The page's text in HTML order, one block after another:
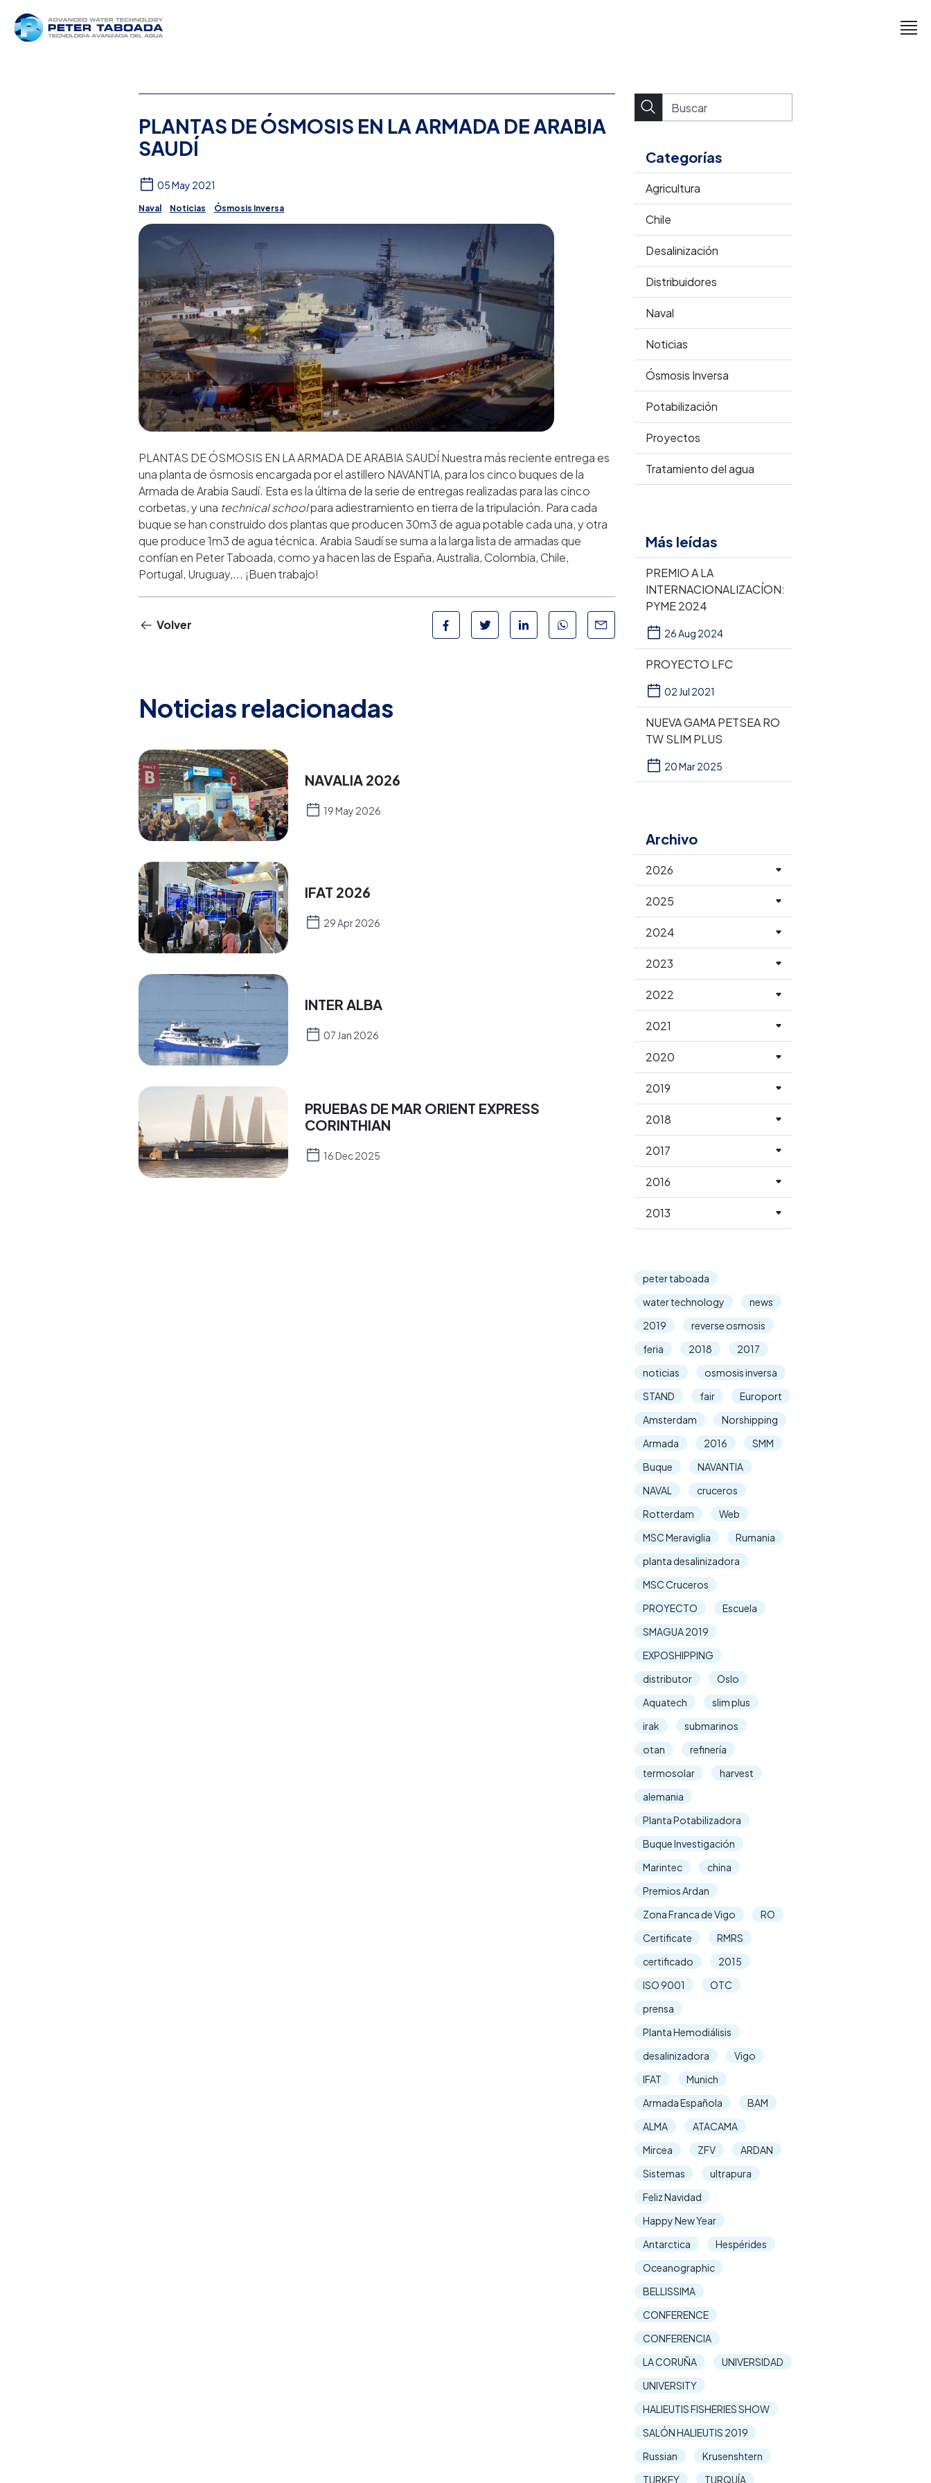
Categorías
Agricultura
Chile
Desalinización
Distribuidores
Naval
Noticias
Ósmosis Inversa
Potabilización
Proyectos
Tratamiento del agua
Más leídas
PREMIO A LA
INTERNACIONALIZACÍON:
PYME 2024
26 Aug 2024
PROYECTO LFC
02 Jul 2021
NUEVA GAMA PETSEA RO
TW SLIM PLUS
20 Mar 2025
Archivo
2026
2025
2024
2023
2022
2021
2020
2019
2018
2017
2016
2013
peter taboada
water technology
news
2019
reverse osmosis
feria
2018
2017
noticias
osmosis inversa
STAND
fair
Europort
Amsterdam
Norshipping
Armada
2016
SMM
Buque
NAVANTIA
NAVAL
cruceros
Rotterdam
Web
MSC Meraviglia
Rumania
planta desalinizadora
MSC Cruceros
PROYECTO
Escuela
SMAGUA 2019
EXPOSHIPPING
distributor
Oslo
Aquatech
slim plus
irak
submarinos
otan
refinería
termosolar
harvest
alemania
Planta Potabilizadora
Buque Investigación
Marintec
china
Premios Ardan
Zona Franca de Vigo
RO
Certificate
RMRS
certificado
2015
ISO 9001
OTC
prensa
Planta Hemodiálisis
desalinizadora
Vigo
IFAT
Munich
Armada Española
BAM
ALMA
ATACAMA
Mircea
ZFV
ARDAN
Sistemas
ultrapura
Feliz Navidad
Happy New Year
Antarctica
Hespérides
Oceanographic
BELLISSIMA
CONFERENCE
CONFERENCIA
LA CORUÑA
UNIVERSIDAD
UNIVERSITY
HALIEUTIS FISHERIES SHOW
SALÓN HALIEUTIS 2019
Russian
Krusenshtern
TURKEY
TURQUÍA
PLANTAS DE ÓSMOSIS EN LA ARMADA DE ARABIA
SAUDÍ
05 May 2021
Naval Noticias Ósmosis Inversa
PLANTAS DE ÓSMOSIS EN LA ARMADA DE ARABIA SAUDÍ Nuestra más reciente entrega es
una planta de ósmosis encargada por el astillero NAVANTIA, para los cinco buques de la
Armada de Arabia Saudí. Esta es la última de la serie de entregas realizadas para las cinco
corbetas, y una technical schoolpara adiestramiento en tierra de la tripulación. Para cada
buque se han construido dos plantas que producen 30m3 de agua potable cada una, y otra
que produce 1m3 de agua técnica. Arabia Saudí se suma a la larga lista de armadas que
confían en Peter Taboada, como ya hacen las de España,Australia, Colombia, Chile,
Portugal, Uruguay,... ¡Buen trabajo!
Volver
Noticias relacionadas
NAVALIA 2026
19 May 2026
IFAT 2026
29 Apr 2026
INTER ALBA
07 Jan 2026
PRUEBAS DE MAR ORIENT EXPRESS
CORINTHIAN
16 Dec 2025